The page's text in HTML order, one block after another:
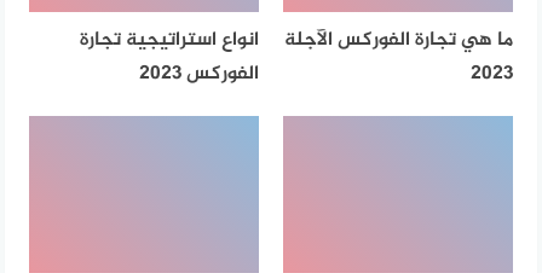
ما هي تجارة الفوركس الآجلة
2023
انواع استراتيجية تجارة
الفوركس 2023